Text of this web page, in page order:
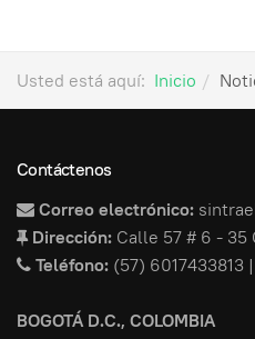
Usted está aquí: Inicio
Contáctenos
Correo electrónico:
Dirección: Calle 57 # 6 - 35
Teléfono: (57) 6017433813
BOGOTÁ D.C., COLOMBIA